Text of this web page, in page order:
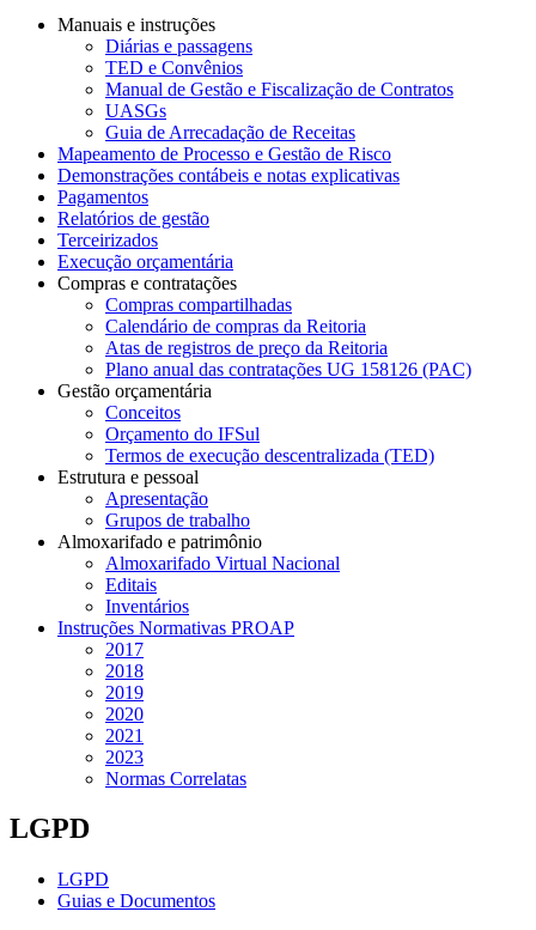
Manuais e instruções
Diárias e passagens
TED e Convênios
Manual de Gestão e Fiscalização de Contratos
UASGs
Guia de Arrecadação de Receitas
Mapeamento de Processo e Gestão de Risco
Demonstrações contábeis e notas explicativas
Pagamentos
Relatórios de gestão
Terceirizados
Execução orçamentária
Compras e contratações
Compras compartilhadas
Calendário de compras da Reitoria
Atas de registros de preço da Reitoria
Plano anual das contratações UG 158126 (PAC)
Gestão orçamentária
Conceitos
Orçamento do IFSul
Termos de execução descentralizada (TED)
Estrutura e pessoal
Apresentação
Grupos de trabalho
Almoxarifado e patrimônio
Almoxarifado Virtual Nacional
Editais
Inventários
Instruções Normativas PROAP
2017
2018
2019
2020
2021
2023
Normas Correlatas
LGPD
LGPD
Guias e Documentos